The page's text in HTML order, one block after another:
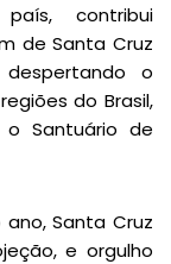
contribui
de Santa Cruz
o
do Brasil,
Santuário de
Santa Cruz
e orgulho